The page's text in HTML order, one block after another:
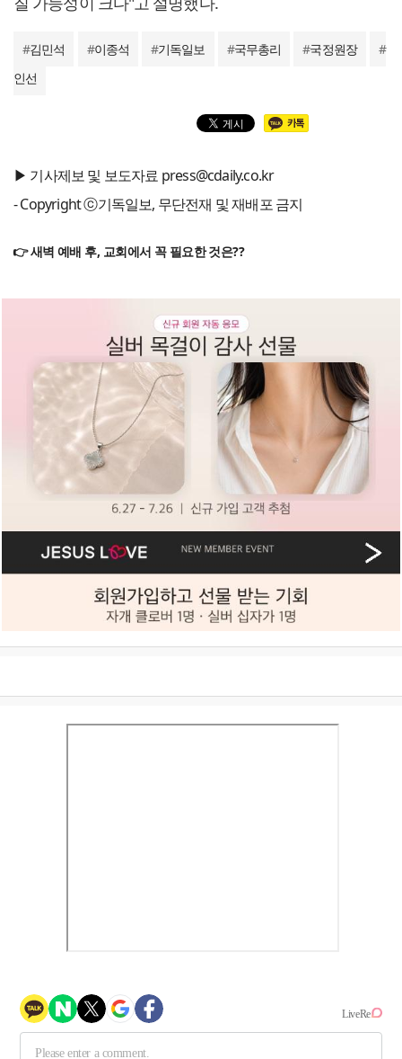
#김민석 #이종석 #기독일보 #국무총리 #국정원장
#
인선
▶ 기사제보 및 보도자료 press@cdaily.co.kr
- Copyright ⓒ기독일보, 무단전재 및 재배포 금지
👉 새벽 예배 후, 교회에서 꼭 필요한 것은??